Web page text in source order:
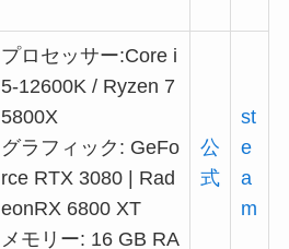
プロセッサー:Core i
5-12600K / Ryzen 7
5800X
グラフィック: GeFo
rce RTX 3080 | Rad
eonRX 6800 XT
メモリー: 16 GB RA
公
式
st
e
a
m